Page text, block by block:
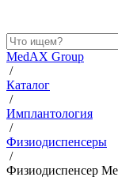
MedAX Group
/
Каталог
/
Имплантология
/
Физиодиспенсеры
/
Физиодиспенсер